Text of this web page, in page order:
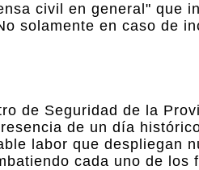
civil en general" que
solamente en caso de
de Seguridad de la
de un día
labor que despliegan
cada uno de los